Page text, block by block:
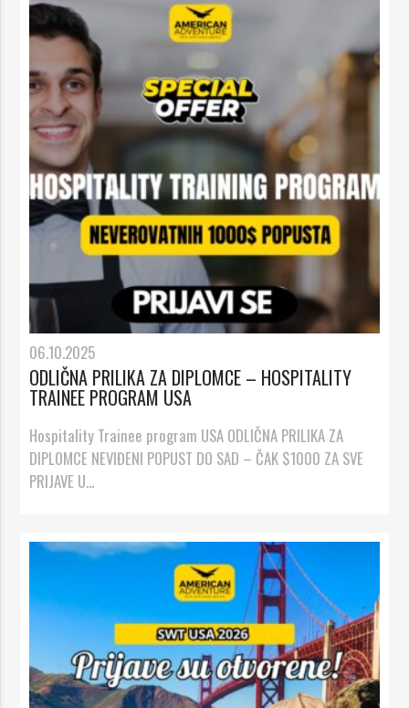
06.10.2025
ODLIČNA PRILIKA ZA DIPLOMCE – HOSPITALITY
TRAINEE PROGRAM USA
Hospitality Trainee program USA ODLIČNA PRILIKA ZA
DIPLOMCE NEVIĐENI POPUST DO SAD – ČAK $1000 ZA SVE
PRIJAVE U...